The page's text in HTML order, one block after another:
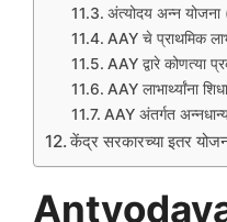
अंत्योदय अन्न
AAY चे प्राथमिक
AAY द्वारे कोणत्या
AAY लाभार्थ्यांना
AAY अंतर्गत
केंद्र सरकारच्या इतर